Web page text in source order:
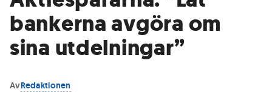
bankerna avgöra om
sina utdelningar”
AvRedaktionen